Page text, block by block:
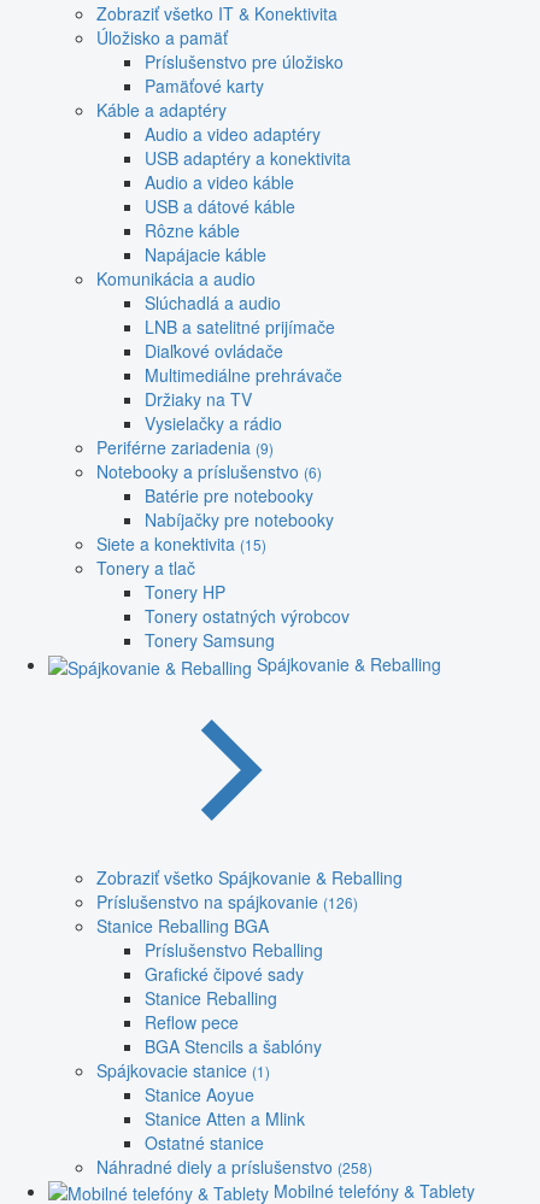
Zobraziť všetko IT & Konektivita
Úložisko a pamäť
Príslušenstvo pre úložisko
Pamäťové karty
Káble a adaptéry
Audio a video adaptéry
USB adaptéry a konektivita
Audio a video káble
USB a dátové káble
Rôzne káble
Napájacie káble
Komunikácia a audio
Slúchadlá a audio
LNB a satelitné prijímače
Diaľkové ovládače
Multimediálne prehrávače
Držiaky na TV
Vysielačky a rádio
Periférne zariadenia (9)
Notebooky a príslušenstvo (6)
Batérie pre notebooky
Nabíjačky pre notebooky
Siete a konektivita (15)
Tonery a tlač
Tonery HP
Tonery ostatných výrobcov
Tonery Samsung
Spájkovanie & Reballing
Zobraziť všetko Spájkovanie & Reballing
Príslušenstvo na spájkovanie (126)
Stanice Reballing BGA
Príslušenstvo Reballing
Grafické čipové sady
Stanice Reballing
Reflow pece
BGA Stencils a šablóny
Spájkovacie stanice (1)
Stanice Aoyue
Stanice Atten a Mlink
Ostatné stanice
Náhradné diely a príslušenstvo (258)
Mobilné telefóny & Tablety